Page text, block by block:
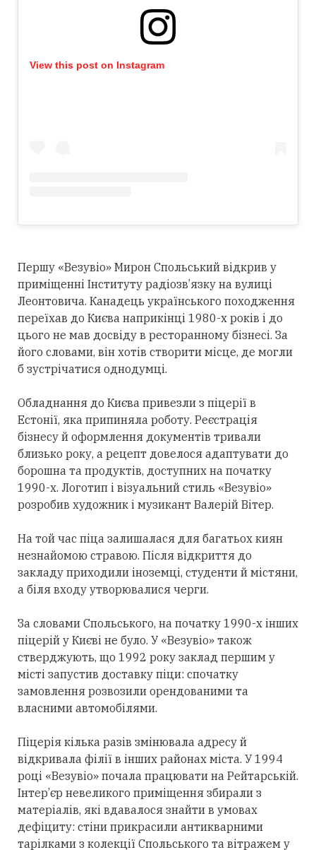
View this post on Instagram
Першу «Везувіо» Мирон Спольський відкрив у
приміщенні Інституту радіозв’язку на вулиці
Леонтовича. Канадець українського походження
переїхав до Києва наприкінці 1980-х років і до
цього не мав досвіду в ресторанному бізнесі. За
його словами, він хотів створити місце, де могли
б зустрічатися однодумці.
Обладнання до Києва привезли з піцерії в
Естонії, яка припиняла роботу. Реєстрація
бізнесу й оформлення документів тривали
близько року, а рецепт довелося адаптувати до
борошна та продуктів, доступних на початку
1990-х. Логотип і візуальний стиль «Везувіо»
розробив художник і музикант Валерій Вітер.
На той час піца залишалася для багатьох киян
незнайомою стравою. Після відкриття до
закладу приходили іноземці, студенти й містяни,
а біля входу утворювалися черги.
За словами Спольського, на початку 1990-х інших
піцерій у Києві не було. У «Везувіо» також
стверджують, що 1992 року заклад першим у
місті запустив доставку піци: спочатку
замовлення розвозили орендованими та
власними автомобілями.
Піцерія кілька разів змінювала адресу й
відкривала філії в інших районах міста. У 1994
році «Везувіо» почала працювати на Рейтарській.
Інтер’єр невеликого приміщення збирали з
матеріалів, які вдавалося знайти в умовах
дефіциту: стіни прикрасили антикварними
тарілками з колекції Спольського та вітражем у